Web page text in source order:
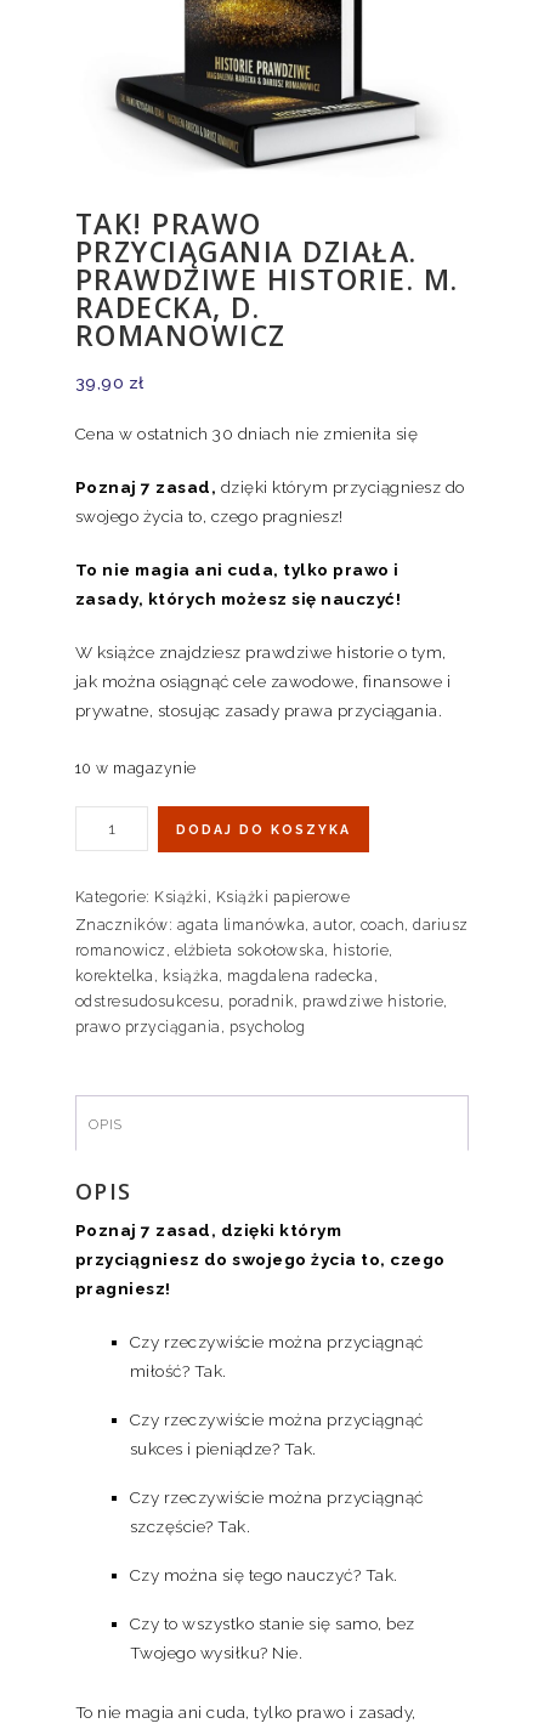
TAK! PRAWO
PRZYCIĄGANIA DZIAŁA.
PRAWDZIWE HISTORIE. M.
RADECKA, D.
ROMANOWICZ
39,90 zł
Cena w ostatnich 30 dniach nie zmieniła się
Poznaj 7 zasad, dzięki którym przyciągniesz do
swojego życia to, czego pragniesz!
To nie magia ani cuda, tylko prawo i
zasady, których możesz się nauczyć!
W książce znajdziesz prawdziwe historie o tym,
jak można osiągnąć cele zawodowe, finansowe i
prywatne, stosując zasady prawa przyciągania.
10 w magazynie
DODAJ DO KOSZYKA
Kategorie: Książki , Książki papierowe
Znaczników: agata limanówka, autor, coach, dariusz
romanowicz , elżbieta sokołowska, historie,
korektelka , książka, magdalena radecka ,
odstresudosukcesu, poradnik, prawdziwe historie,
prawo przyciągania , psycholog
OPIS
OPIS
Poznaj 7 zasad, dzięki którym
przyciągniesz do swojego życia to, czego
pragniesz!
Czy rzeczywiście można przyciągnąć
miłość? Tak.
Czy rzeczywiście można przyciągnąć
sukces i pieniądze? Tak.
Czy rzeczywiście można przyciągnąć
szczęście? Tak.
Czy można się tego nauczyć? Tak.
Czy to wszystko stanie się samo, bez
Twojego wysiłku? Nie.
To nie magia ani cuda, tylko prawo i zasady,